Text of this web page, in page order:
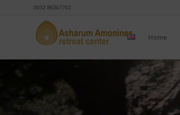
0032 86367702
Home